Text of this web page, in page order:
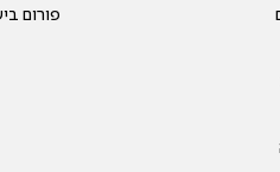
פורום